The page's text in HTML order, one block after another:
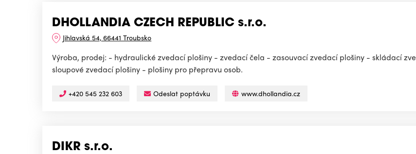
DHOLLANDIA CZECH REPUBLIC s.r.o.
Jihlavská 54, 66441 Troubsko
Výroba, prodej: - hydraulické zvedací plošiny - zvedací čela - zasouvací zvedací plošiny - skládací
sloupové zvedací plošiny - plošiny pro přepravu osob.
+420 545 232 603 Odeslat poptávku www.dhollandia.cz
DIKR s.r.o.